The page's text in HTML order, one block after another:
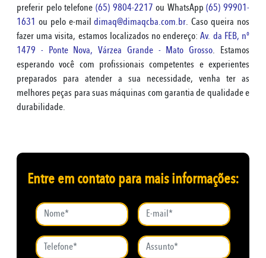
preferir pelo telefone (65) 9804-2217 ou WhatsApp(65) 99901-
1631 ou pelo e-maildimaq@dimaqcba.com.br. Caso queira nos
fazer uma visita, estamos localizados no endereço:Av. da FEB, nº
1479 - Ponte Nova, Várzea Grande - Mato Grosso. Estamos
esperando você com profissionais competentes e experientes
preparados para atender a sua necessidade, venha ter as
melhores peças para suas máquinas com garantia de qualidade e
durabilidade.
Entre em contato para mais informações: